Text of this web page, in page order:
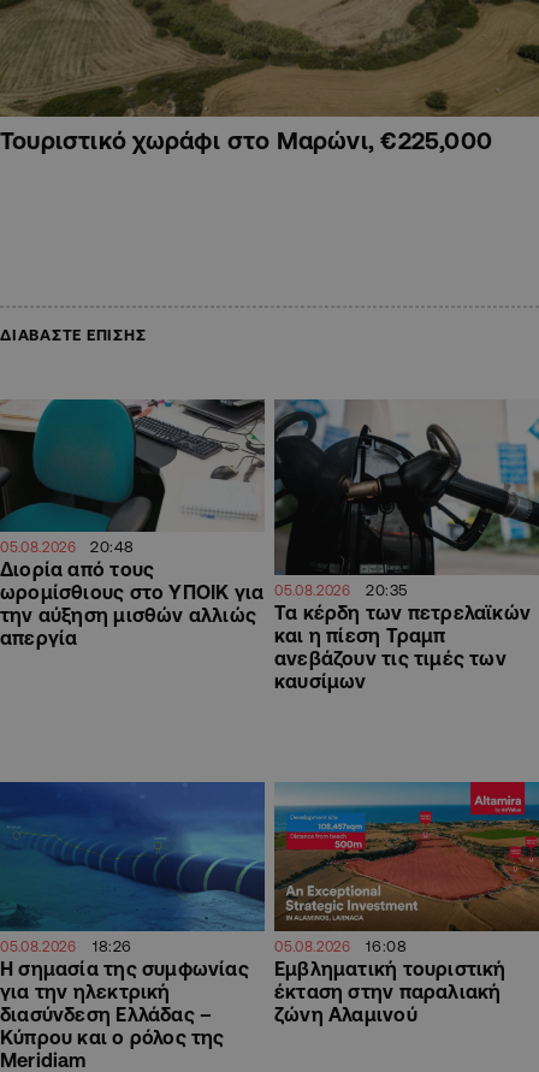
Τουριστικό χωράφι στο Μαρώνι, €225,000
ΔΙΑΒΑΣΤΕ ΕΠΙΣΗΣ
05.08.2026 20:48
Διορία από τους
ωρομίσθιους στο ΥΠΟΙΚ για
την αύξηση μισθών αλλιώς
απεργία
05.08.2026 20:35
Τα κέρδη των πετρελαϊκών
και η πίεση Τραμπ
ανεβάζουν τις τιμές των
καυσίμων
05.08.2026 18:26
H σημασία της συμφωνίας
για την ηλεκτρική
διασύνδεση Ελλάδας –
Κύπρου και ο ρόλος της
Meridiam
05.08.2026 16:08
Εμβληματική τουριστική
έκταση στην παραλιακή
ζώνη Αλαμινού